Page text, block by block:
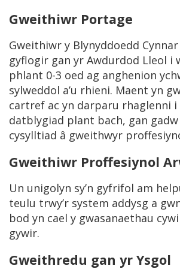
Gweithiwr Portage
Gweithiwr y Blynyddoedd
gyflogir gan yr Awdurdod Lleol i
phlant 0-3 oed ag anghenion
sylweddol a’u rhieni. Maent yn
cartref ac yn darparu rhaglenni i
datblygiad plant bach, gan
cysylltiad â gweithwyr
Gweithiwr Proffesiynol
Un unigolyn sy’n gyfrifol am
teulu trwy’r system addysg a
bod yn cael y gwasanaethau
gywir.
Gweithredu gan yr Ysgol